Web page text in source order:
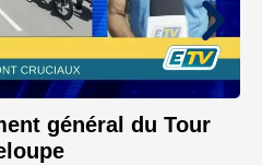
général du Tour